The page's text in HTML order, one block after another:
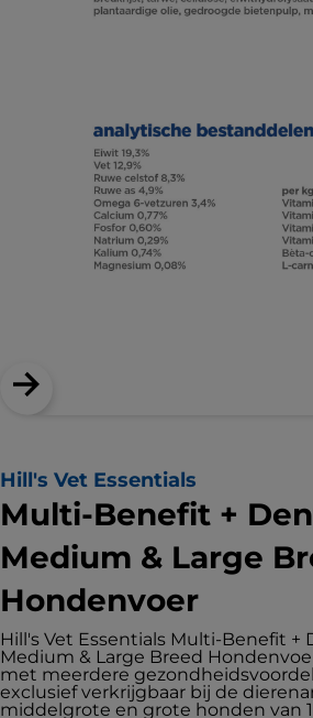
Hill's Vet Essentials
Multi-Benefit +
Medium & Large
Hondenvoer
Hill's Vet Essentials Multi-Benefit +
Medium & Large Breed
met meerdere
exclusief verkrijgbaar bij de
middelgrote en grote honden van